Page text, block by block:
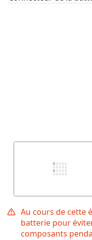
Au cours de cette
batterie pour
composants